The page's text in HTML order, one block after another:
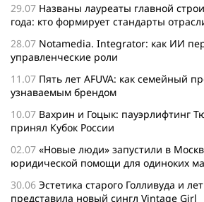
29.07 Названы лауреаты главной
года: кто формирует стандарты
28.07 Notamedia. Integrator: как ИИ
управленческие роли
11.07 Пять лет AFUVA: как семейный
узнаваемым брендом
10.07 Вахрин и Гоцык: пауэрлифтинг
принял Кубок России
02.07 «Новые люди» запустили в
юридической помощи для одиноких
30.06 Эстетика старого Голливуда и
представила новый сингл Vintage Girl